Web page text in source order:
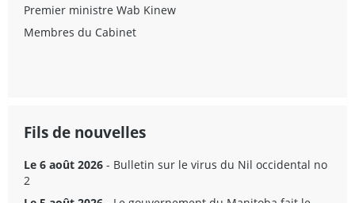
Premier ministre Wab Kinew
Membres du Cabinet
Fils de nouvelles
Le 6 août 2026 - Bulletin sur le virus du Nil occidental no
2